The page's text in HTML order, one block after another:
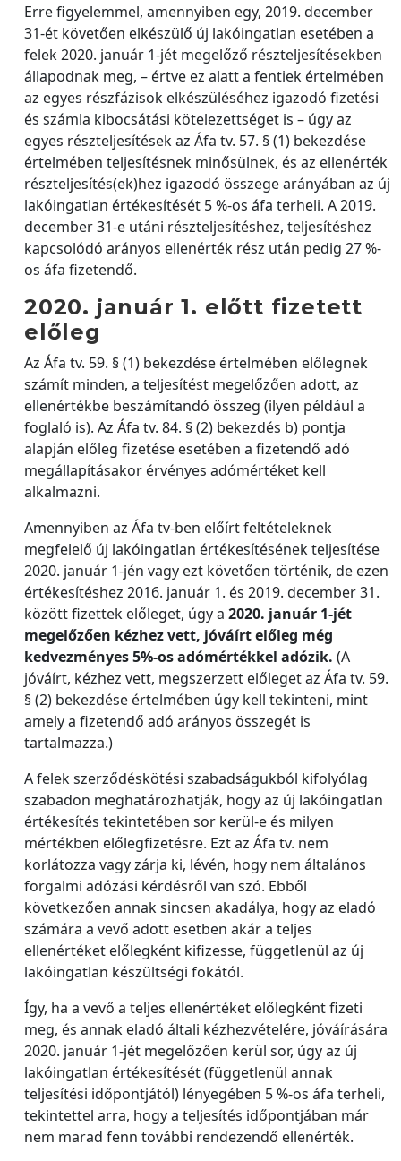
Erre figyelemmel, amennyiben egy, 2019. december
31-ét követően elkészülő új lakóingatlan esetében a
felek 2020. január 1-jét megelőző részteljesítésekben
állapodnak meg, – értve ez alatt a fentiek értelmében
az egyes részfázisok elkészüléséhez igazodó fizetési
és számla kibocsátási kötelezettséget is – úgy az
egyes részteljesítések az Áfa tv. 57. § (1) bekezdése
értelmében teljesítésnek minősülnek, és az ellenérték
részteljesítés(ek)hez igazodó összege arányában az új
lakóingatlan értékesítését 5 %-os áfa terheli. A 2019.
december 31-e utáni részteljesítéshez, teljesítéshez
kapcsolódó arányos ellenérték rész után pedig 27 %-
os áfa fizetendő.
2020. január 1. előtt fizetett
előleg
Az Áfa tv. 59. § (1) bekezdése értelmében előlegnek
számít minden, a teljesítést megelőzően adott, az
ellenértékbe beszámítandó összeg (ilyen például a
foglaló is). Az Áfa tv. 84. § (2) bekezdés b) pontja
alapján előleg fizetése esetében a fizetendő adó
megállapításakor érvényes adómértéket kell
alkalmazni.
Amennyiben az Áfa tv-ben előírt feltételeknek
megfelelő új lakóingatlan értékesítésének teljesítése
2020. január 1-jén vagy ezt követően történik, de ezen
értékesítéshez 2016. január 1. és 2019. december 31.
között fizettek előleget, úgy a 2020. január 1-jét
megelőzően kézhez vett, jóváírt előleg még
kedvezményes 5%-os adómértékkel adózik. (A
jóváírt, kézhez vett, megszerzett előleget az Áfa tv. 59.
§ (2) bekezdése értelmében úgy kell tekinteni, mint
amely a fizetendő adó arányos összegét is
tartalmazza.)
A felek szerződéskötési szabadságukból kifolyólag
szabadon meghatározhatják, hogy az új lakóingatlan
értékesítés tekintetében sor kerül-e és milyen
mértékben előlegfizetésre. Ezt az Áfa tv. nem
korlátozza vagy zárja ki, lévén, hogy nem általános
forgalmi adózási kérdésről van szó. Ebből
következően annak sincsen akadálya, hogy az eladó
számára a vevő adott esetben akár a teljes
ellenértéket előlegként kifizesse, függetlenül az új
lakóingatlan készültségi fokától.
Így, ha a vevő a teljes ellenértéket előlegként fizeti
meg, és annak eladó általi kézhezvételére, jóváírására
2020. január 1-jét megelőzően kerül sor, úgy az új
lakóingatlan értékesítését (függetlenül annak
teljesítési időpontjától) lényegében 5 %-os áfa terheli,
tekintettel arra, hogy a teljesítés időpontjában már
nem marad fenn további rendezendő ellenérték.